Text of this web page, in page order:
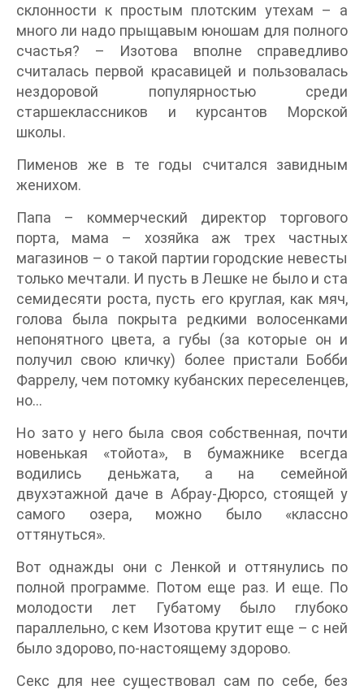
склонности к простым плотским утехам – а
много ли надо прыщавым юношам для полного
счастья? – Изотова вполне справедливо
считалась первой красавицей и пользовалась
нездоровой популярностью среди
старшеклассников и курсантов Морской
школы.
Пименов же в те годы считался завидным
женихом.
Папа – коммерческий директор торгового
порта, мама – хозяйка аж трех частных
магазинов – о такой партии городские невесты
только мечтали. И пусть в Лешке не было и ста
семидесяти роста, пусть его круглая, как мяч,
голова была покрыта редкими волосенками
непонятного цвета, а губы (за которые он и
получил свою кличку) более пристали Бобби
Фаррелу, чем потомку кубанских переселенцев,
но…
Но зато у него была своя собственная, почти
новенькая «тойота», в бумажнике всегда
водились деньжата, а на семейной
двухэтажной даче в Абрау-Дюрсо, стоящей у
самого озера, можно было «классно
оттянуться».
Вот однажды они с Ленкой и оттянулись по
полной программе. Потом еще раз. И еще. По
молодости лет Губатому было глубоко
параллельно, с кем Изотова крутит еще – с ней
было здорово, по-настоящему здорово.
Секс для нее существовал сам по себе, без